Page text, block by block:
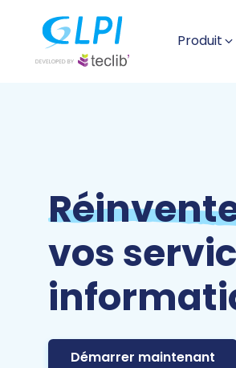
Produit
vos
Démarrer maintenant